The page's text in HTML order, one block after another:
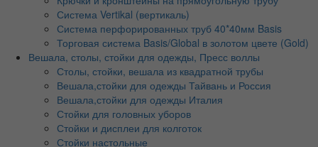
Система Vertikal (вертикаль)
Система перфорированных труб 40*40мм Basis
Торговая система Basis/Global в золотом цвете (Gold)
Вешала, столы, стойки для одежды, Пресс воллы
Столы, стойки, вешала из квадратной трубы
Вешала,стойки для одежды Тайвань и Россия
Вешала,стойки для одежды Италия
Стойки для головных уборов
Стойки и дисплеи для колготок
Стойки настольные